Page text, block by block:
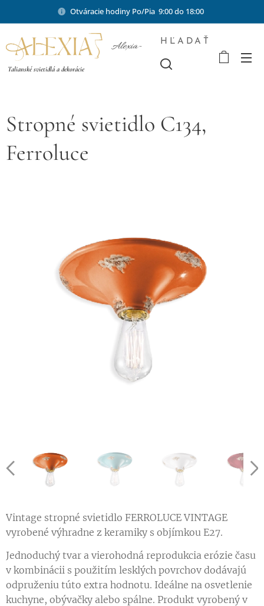
Otváracie hodiny Po/Pia 9:00 do 18:00
Alexia-
Talianské svietidlá a dekorácie
HĽADAŤ
Stropné svietidlo C134,
Ferroluce
Vintage stropné svietidlo FERROLUCE VINTAGE
vyrobené výhradne z keramiky s objímkou ​​E27.
Jednoduchý tvar a vierohodná reprodukcia erózie času
v kombinácii s použitím lesklých povrchov dodávajú
odpruženiu túto extra hodnotu. Ideálne na osvetlenie
kuchyne, obývačky alebo spálne. Produkt vyrobený v